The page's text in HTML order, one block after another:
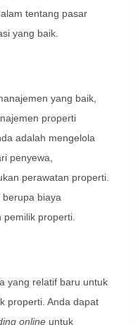
tentang pasar
yang baik.
yang baik,
properti
adalah mengelola
penyewa,
perawatan properti.
biaya
properti.
yang relatif baru untuk
properti. Anda dapat
onlineuntuk